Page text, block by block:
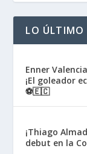
LO ÚLTIMO
Enner
¡El goleador
⚽🇪🇨
¡Thiago
debut en la